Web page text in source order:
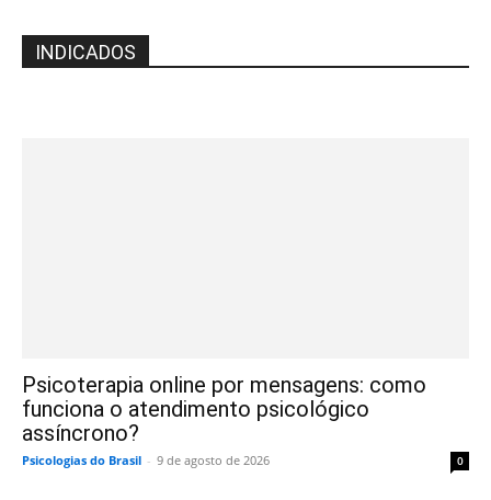
INDICADOS
Psicoterapia online por mensagens: como
funciona o atendimento psicológico
assíncrono?
Psicologias do Brasil - 9 de agosto de 2026 0